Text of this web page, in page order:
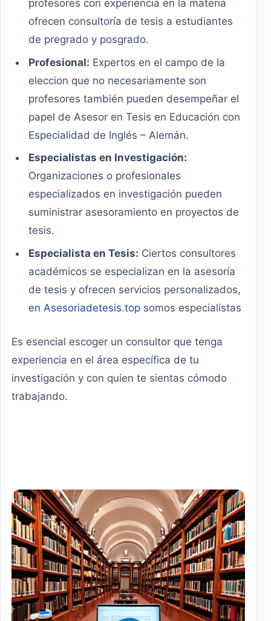
profesores con experiencia en la materia
ofrecen consultoría de tesis a estudiantes
de pregrado y posgrado.
Profesional: Expertos en el campo de la
eleccion que no necesariamente son
profesores también pueden desempeñar el
papel de Asesor en Tesis en Educación con
Especialidad de Inglés – Alemán.
Especialistas en Investigación:
Organizaciones o profesionales
especializados en investigación pueden
suministrar asesoramiento en proyectos de
tesis.
Especialista en Tesis: Ciertos consultores
académicos se especializan en la asesoría
de tesis y ofrecen servicios personalizados,
enAsesoriadetesis.top somos especialistas
Es esencial escoger un consultor que tenga
experiencia en el área específica de tu
investigación y con quien te sientas cómodo
trabajando.